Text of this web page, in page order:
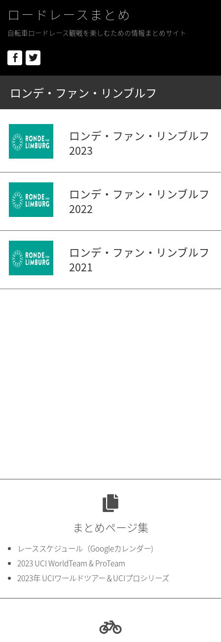
ロードレースまとめ
自転車ロードレース観戦を楽しむための情報まとめサイト
Facebook
ロンデ・ファン・リンブルフ
ロンデ・ファン・リンブルフ
2023
ロンデ・ファン・リンブルフ
2022
ロンデ・ファン・リンブルフ
2021
まとめページ集
レーススケジュール（Googleカレンダー)
2023 UCI WorldTeam & ProTeam
2023年 UCIワールドツアー＆UCIプロシリーズ